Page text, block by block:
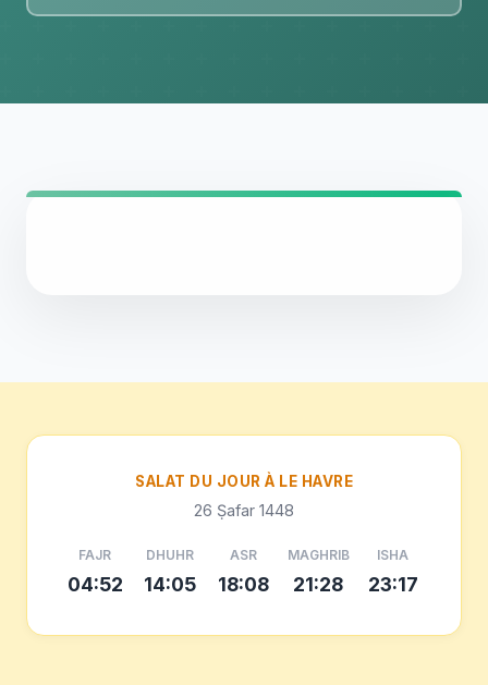
SALAT DU JOUR À LE HAVRE
26 Ṣafar 1448
FAJR
04:52
DHUHR
14:05
ASR
18:08
MAGHRIB
21:28
ISHA
23:17